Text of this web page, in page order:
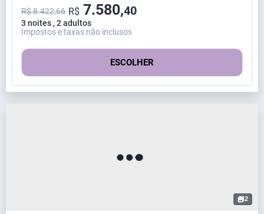
3 noites , 2 adultos
R$ 8.422,66 R$ 7.580,40
Impostos e taxas não inclusos
ESCOLHER
2